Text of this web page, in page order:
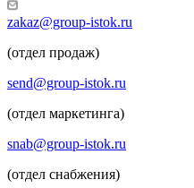
zakaz@group-istok.ru
(отдел продаж)
send@group-istok.ru
(отдел маркетинга)
snab@group-istok.ru
(отдел снабжения)